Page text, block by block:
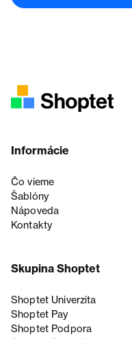
Informácie
Čo vieme
Šablóny
Nápoveda
Kontakty
Skupina Shoptet
Shoptet Univerzita
Shoptet Pay
Shoptet Podpora